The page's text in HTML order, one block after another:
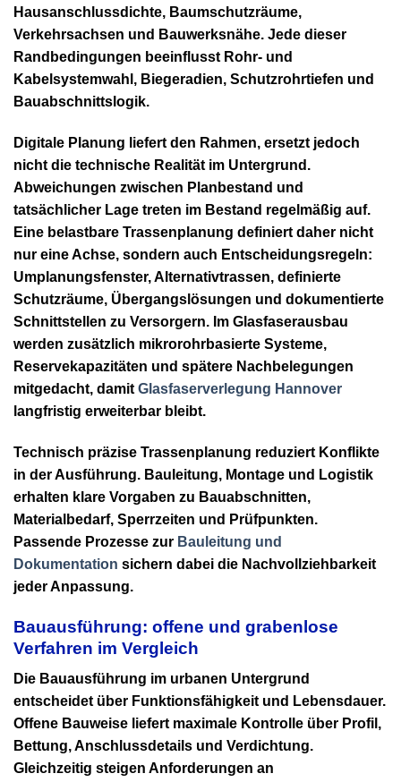
Hausanschlussdichte, Baumschutzräume,
Verkehrsachsen und Bauwerksnähe. Jede dieser
Randbedingungen beeinflusst Rohr- und
Kabelsystemwahl, Biegeradien, Schutzrohrtiefen und
Bauabschnittslogik.
Digitale Planung liefert den Rahmen, ersetzt jedoch
nicht die technische Realität im Untergrund.
Abweichungen zwischen Planbestand und
tatsächlicher Lage treten im Bestand regelmäßig auf.
Eine belastbare Trassenplanung definiert daher nicht
nur eine Achse, sondern auch Entscheidungsregeln:
Umplanungsfenster, Alternativtrassen, definierte
Schutzräume, Übergangslösungen und dokumentierte
Schnittstellen zu Versorgern. Im Glasfaserausbau
werden zusätzlich mikrorohrbasierte Systeme,
Reservekapazitäten und spätere Nachbelegungen
mitgedacht, damit Glasfaserverlegung Hannover
langfristig erweiterbar bleibt.
Technisch präzise Trassenplanung reduziert Konflikte
in der Ausführung. Bauleitung, Montage und Logistik
erhalten klare Vorgaben zu Bauabschnitten,
Materialbedarf, Sperrzeiten und Prüfpunkten.
Passende Prozesse zur Bauleitung und
Dokumentation sichern dabei die Nachvollziehbarkeit
jeder Anpassung.
Bauausführung: offene und grabenlose
Verfahren im Vergleich
Die Bauausführung im urbanen Untergrund
entscheidet über Funktionsfähigkeit und Lebensdauer.
Offene Bauweise liefert maximale Kontrolle über Profil,
Bettung, Anschlussdetails und Verdichtung.
Gleichzeitig steigen Anforderungen an